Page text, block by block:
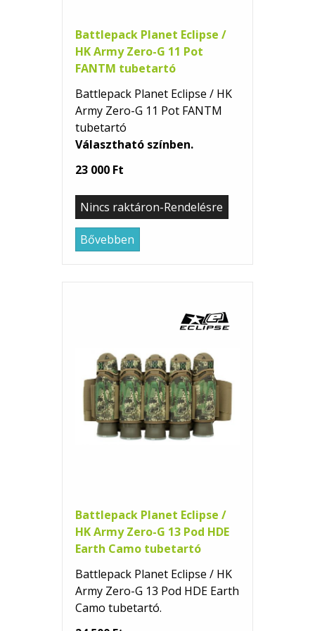
Battlepack Planet Eclipse /
HK Army Zero-G 11 Pot
FANTM tubetartó
Battlepack Planet Eclipse / HK
Army Zero-G 11 Pot FANTM
tubetartó
Választható színben.
23 000 Ft
Nincs raktáron-Rendelésre
Bővebben
Battlepack Planet Eclipse /
HK Army Zero-G 13 Pod HDE
Earth Camo tubetartó
Battlepack Planet Eclipse / HK
Army Zero-G 13 Pod HDE Earth
Camo tubetartó.